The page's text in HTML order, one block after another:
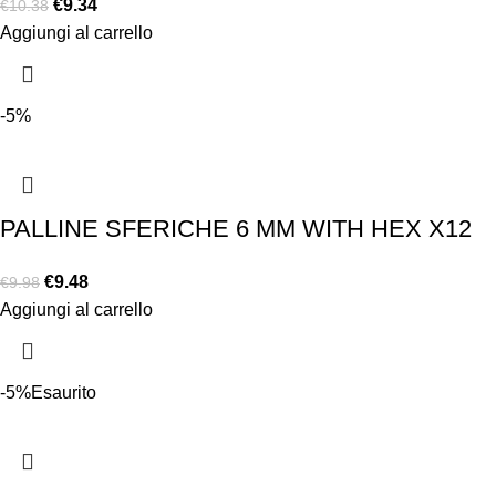
€10.38 €9.34
Aggiungi al carrello
-5%
PALLINE SFERICHE 6 MM WITH HEX X12
€9.98 €9.48
Aggiungi al carrello
-5%Esaurito